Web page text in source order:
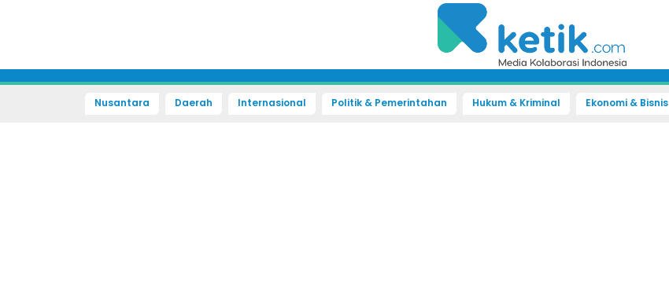
Nusantara Daerah Internasional Politik & Pemerintahan Hukum & Kriminal Ekonomi & Bisnis